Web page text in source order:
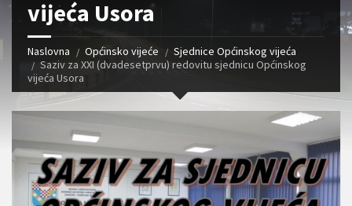
vijeća Usora
Naslovna Općinsko vijeće
Sjednice Općinskog vijeća
Saziv za XXI (dvadesetprvu) redovitu sjednicu Općinskog
vijeća Usora